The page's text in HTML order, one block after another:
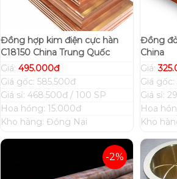
Đồng hợp kim điện cực hàn
C18150 China Trung Quốc
Giá: 495.000đ
Giá gốc: 585.500đ
Giá sỉ: 468.500đ / 100 SP
Hoa hồng: 15.000đ
Kho hàng: Đồng Nai
Đồng
China
Giá:
Giá
Giá sỉ:
Hoa
Kho
-2%